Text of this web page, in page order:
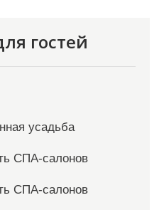
гостей
усадьба
СПА-салонов
СПА-салонов